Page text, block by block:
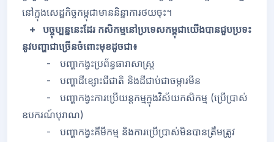
នៅក្នុងសេដ្ឋកិច្ចកម្ពុជាមាននិន្នាការថយចុះ។
+ បច្ចុប្បន្ននេះដែរ កសិកម្មនៅប្រទេសកម្ពុជាយើងបានជួបប្រទះ
នូវបញ្ហាជាច្រើនចំពោះមុខដូចជា៖
- បញ្ហាកង្វះប្រព័ន្ធធារាសាស្រ្ត
- បញ្ហាដីខ្សោះជីជាតិ និងដីជាប់ជាចម្ការមីន
- បញ្ហាកង្វះការប្រើយន្តកម្មក្នុងវិស័យកសិកម្ម (ប្រើប្រាស់
ឧបករណ៍បុរាណ)
- បញ្ហាកង្វះគីមីកម្ម និងការប្រើប្រាស់មិនបានត្រឹមត្រូវ